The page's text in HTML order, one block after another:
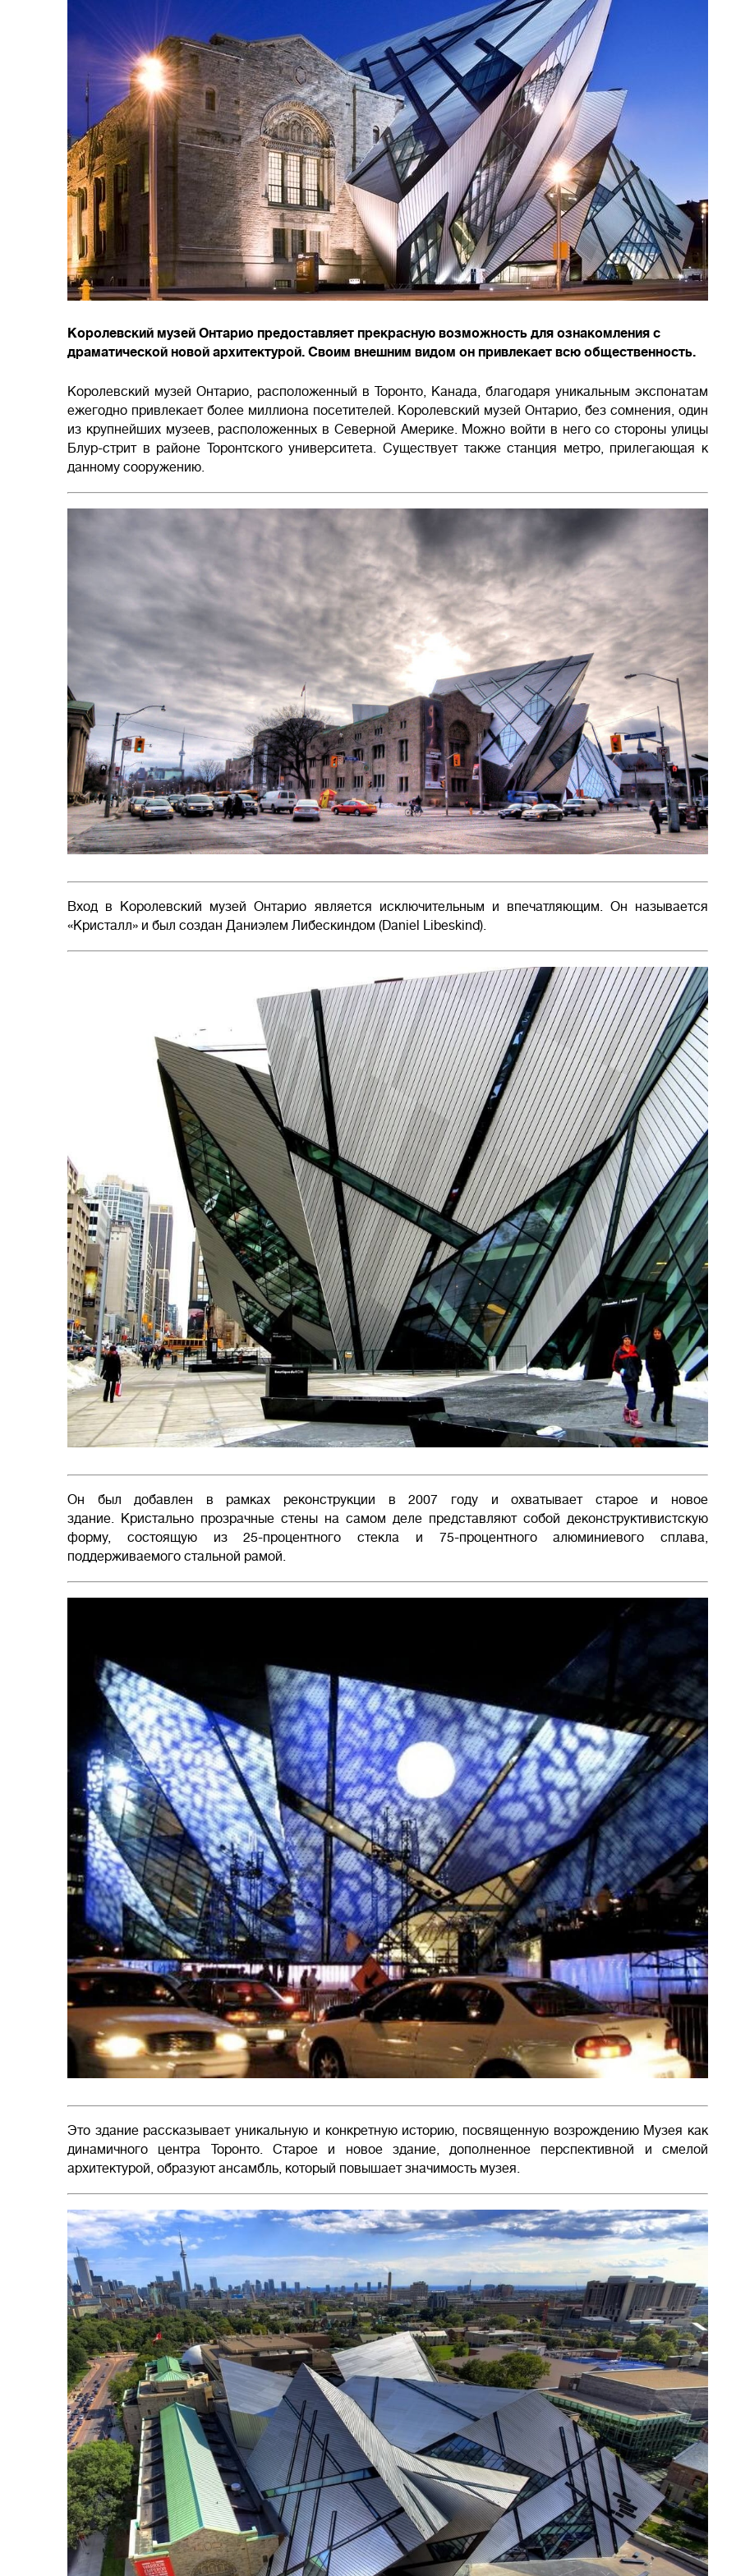
Королевский музей Онтарио предоставляет прекрасную возможность для ознакомления с
драматической новой архитектурой. Своим внешним видом он привлекает всю общественность.
Королевский музей Онтарио, расположенный в Торонто, Канада, благодаря уникальным экспонатам
ежегодно привлекает более миллиона посетителей. Королевский музей Онтарио, без сомнения, один
из крупнейших музеев, расположенных в Северной Америке. Можно войти в него со стороны улицы
Блур-стрит в районе Торонтского университета. Существует также станция метро, прилегающая к
данному сооружению.
Вход в Королевский музей Онтарио является исключительным и впечатляющим. Он называется
«Кристалл» и был создан Даниэлем Либескиндом (Daniel Libeskind).
Он был добавлен в рамках реконструкции в 2007 году и охватывает старое и новое
здание. Кристально прозрачные стены на самом деле представляют собой деконструктивистскую
форму, состоящую из 25-процентного стекла и 75-процентного алюминиевого сплава,
поддерживаемого стальной рамой.
Это здание рассказывает уникальную и конкретную историю, посвященную возрождению Музея как
динамичного центра Торонто. Старое и новое здание, дополненное перспективной и смелой
архитектурой, образуют ансамбль, который повышает значимость музея.